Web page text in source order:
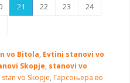
21 22 23
24
vo Bitola, Evtini stanovi vo
Skopje, stanovi vo
vo Skopje, Гарсоњера во